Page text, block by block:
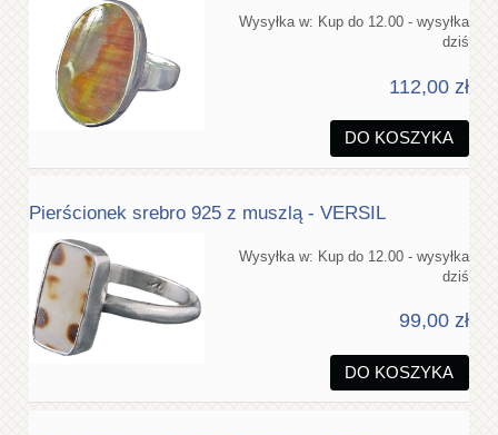
Wysyłka w: Kup do 12.00 - wysyłka
dziś
112,00 zł
DO KOSZYKA
Pierścionek srebro 925 z muszlą - VERSIL
Wysyłka w: Kup do 12.00 - wysyłka
dziś
99,00 zł
DO KOSZYKA